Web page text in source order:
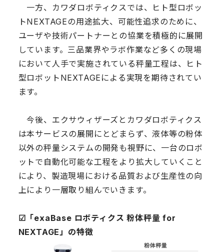
一方、カワダロボティクスでは、ヒト型ロボッ
トNEXTAGEの用途拡大、可能性追求のために、
ユーザや技術パートナーとの協業を積極的に展開
しています。三品業界やラボ作業など多くの現場
において人手で実施されている秤量工程は、ヒト
型ロボットNEXTAGEによる実現を期待されてい
ます。
今後、エクサウィザーズとカワダロボティクス
は本サービスの展開にとどまらず、液体等の粉体
以外の秤量システムの開発も視野に、一台のロボ
ットで自動化可能な工程をより拡大していくこと
により、製造現場における品質および生産性の向
上により一層取り組んでいきます。
☑︎「exaBase ロボティクス 粉体秤量 for
NEXTAGE」の特徴